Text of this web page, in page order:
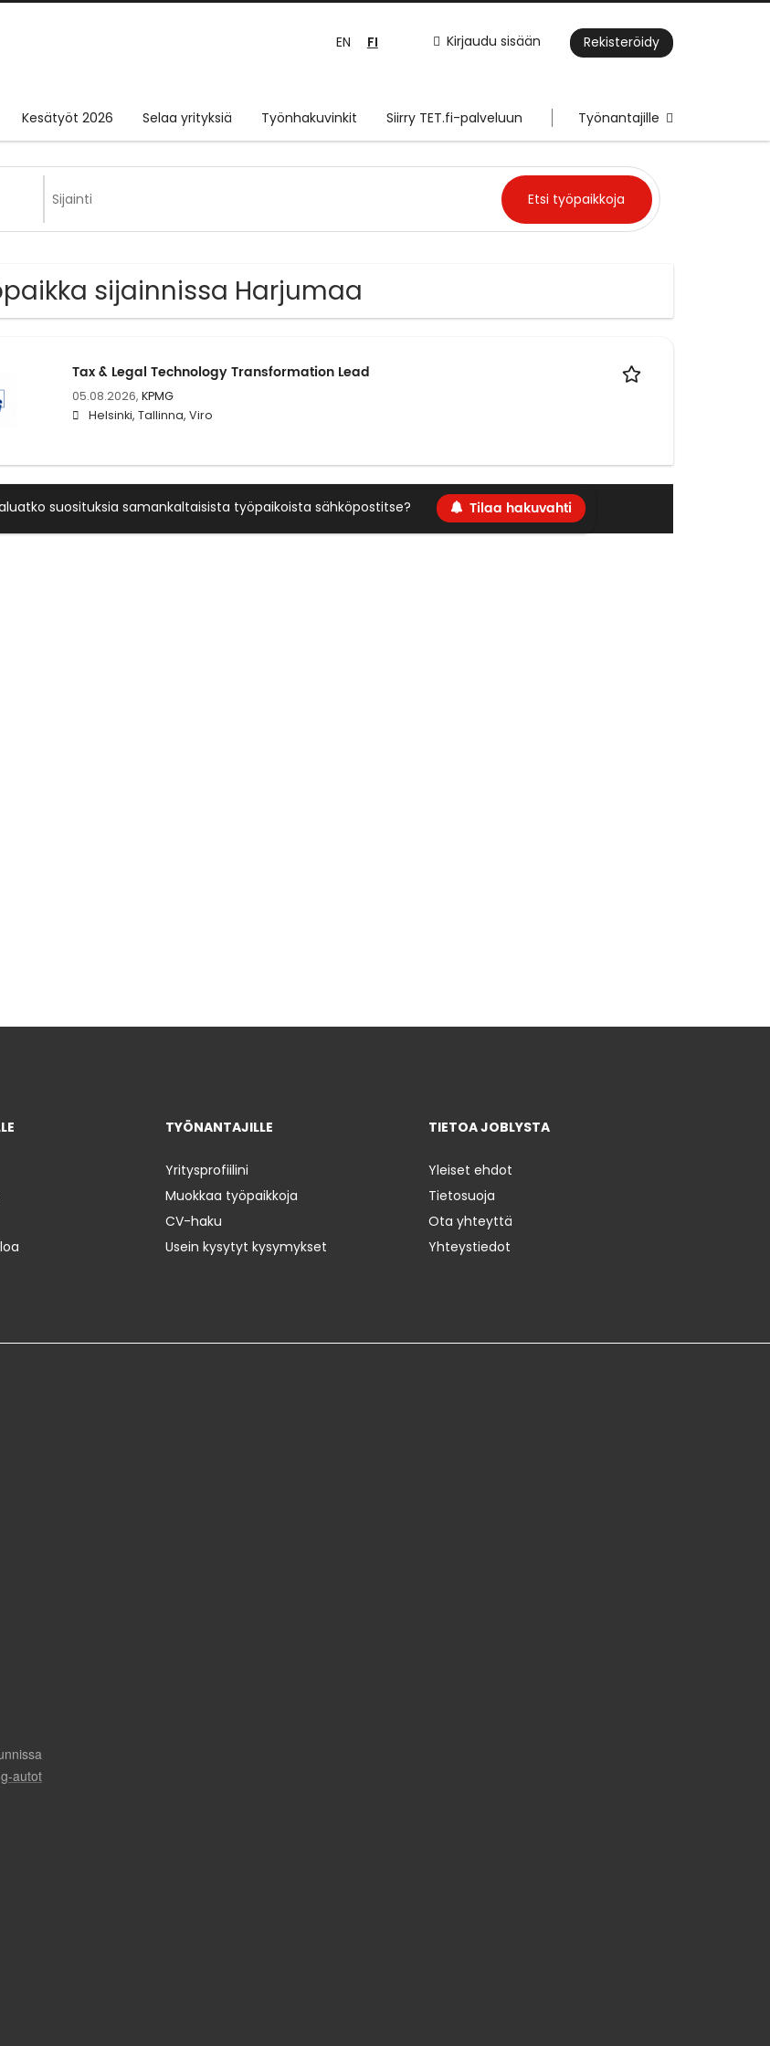
Kirjaudu sisään Rekisteröidy
EN FI
Kesätyöt 2026 Selaa yrityksiä Työnhakuvinkit Siirry TET.fi-palveluun Työnantajille
sijainnissa Harjumaa
Tax & Legal Technology Transformation Lead
05.08.2026, KPMG
Helsinki, Tallinna, Viro
suosituksia samankaltaisista työpaikoista sähköpostitse? Tilaa hakuvahti
TYÖNANTAJILLE
Yritysprofiilini
Muokkaa työpaikkoja
CV-haku
Usein kysytyt kysymykset
TIETOA JOBLYSTA
Yleiset ehdot
Tietosuoja
Ota yhteyttä
Yhteystiedot